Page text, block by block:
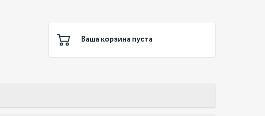
Ваша корзина пуста